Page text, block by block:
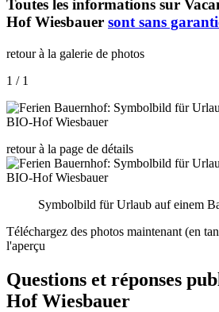
Toutes les informations sur
Hof Wiesbauer sont sans
retour à la galerie de photos
1 / 1
retour à la page de détails
Symbolbild für Urlaub auf einem
Téléchargez des photos maintenant (en
l'aperçu
Questions et réponses
Hof Wiesbauer